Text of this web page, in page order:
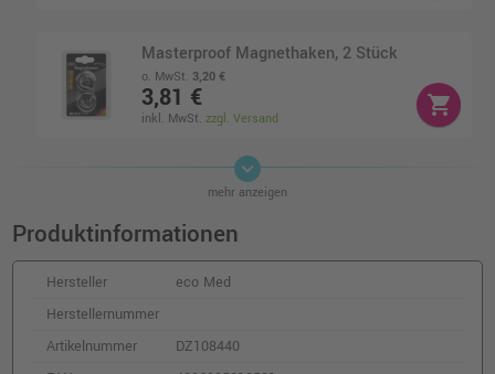
Masterproof Magnethaken, 2 Stück
o. MwSt. 3,20 €
3,81 €
inkl. MwSt.zzgl. Versand
shopping_cart
Masterproof Kräftiger Magnethaken
4,24 €
inkl. MwSt. zzgl. Versand
Stylex Leinwand, 24 x 30 cm
3,36 €
keyboard_arrow_down
mehr anzeigen
Produktinformationen
Hersteller
eco Med
Herstellernummer
Artikelnummer
DZ108440